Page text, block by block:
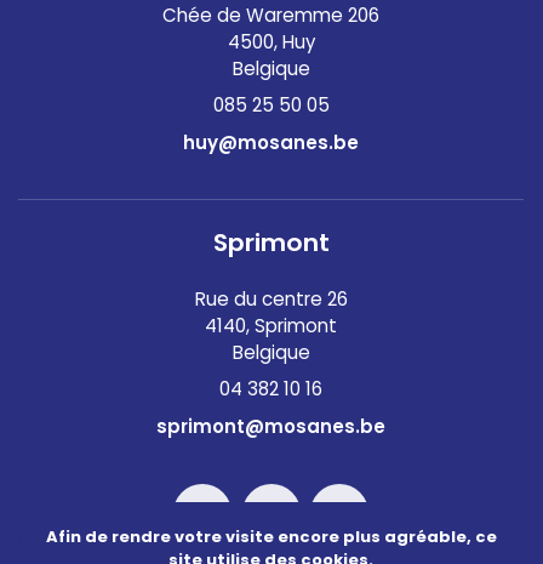
Chée de Waremme 206
4500, Huy
Belgique
085 25 50 05
huy@mosanes.be
Sprimont
Rue du centre 26
4140, Sprimont
Belgique
04 382 10 16
sprimont@mosanes.be
Afin de rendre votre visite encore plus agréable, ce